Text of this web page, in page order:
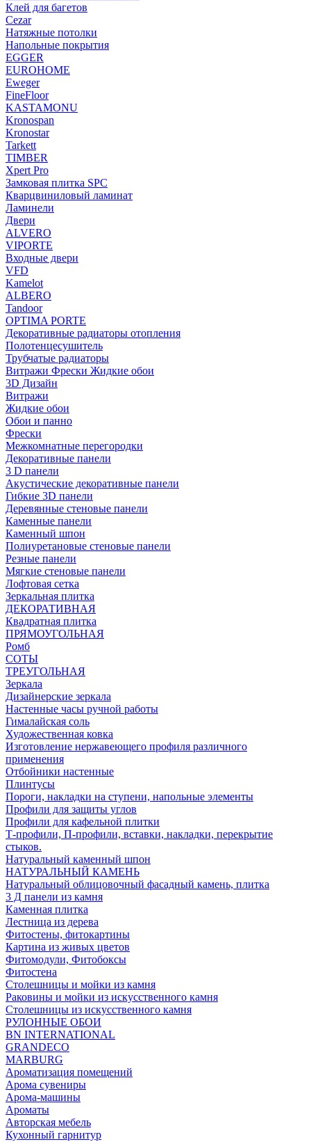
Клей для багетов
Cezar
Натяжные потолки
Напольные покрытия
EGGER
EUROHOME
Eweger
FineFloor
KASTAMONU
Kronospan
Kronostar
Tarkett
TIMBER
Xpert Pro
Замковая плитка SPC
Кварцвиниловый ламинат
Ламинели
Двери
ALVERO
VIPORTE
Входные двери
VFD
Kamelot
ALBERO
Tandoor
OPTIMA PORTE
Декоративные радиаторы отопления
Полотенцесушитель
Трубчатые радиаторы
Витражи Фрески Жидкие обои
3D Дизайн
Витражи
Жидкие обои
Обои и панно
Фрески
Межкомнатные перегородки
Декоративные панели
3 D панели
Акустические декоративные панели
Гибкие 3D панели
Деревянные стеновые панели
Каменные панели
Каменный шпон
Полиуретановые стеновые панели
Резные панели
Мягкие стеновые панели
Лофтовая сетка
Зеркальная плитка
ДЕКОРАТИВНАЯ
Квадратная плитка
ПРЯМОУГОЛЬНАЯ
Ромб
СОТЫ
ТРЕУГОЛЬНАЯ
Зеркала
Дизайнерские зеркала
Настенные часы ручной работы
Гималайская соль
Художественная ковка
Изготовление нержавеющего профиля различного
применения
Отбойники настенные
Плинтусы
Пороги, накладки на ступени, напольные элементы
Профили для защиты углов
Профили для кафельной плитки
Т-профили, П-профили, вставки, накладки, перекрытие
стыков.
Натуральный каменный шпон
НАТУРАЛЬНЫЙ КАМЕНЬ
Натуральный облицовочный фасадный камень, плитка
3 Д панели из камня
Каменная плитка
Лестница из дерева
Фитостены, фитокартины
Картина из живых цветов
Фитомодули, Фитобоксы
Фитостена
Столешницы и мойки из камня
Раковины и мойки из искусственного камня
Столешницы из искусственного камня
РУЛОННЫЕ ОБОИ
BN INTERNATIONAL
GRANDECO
MARBURG
Ароматизация помещений
Арома сувениры
Арома-машины
Ароматы
Авторская мебель
Кухонный гарнитур